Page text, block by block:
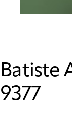
Batiste
9377